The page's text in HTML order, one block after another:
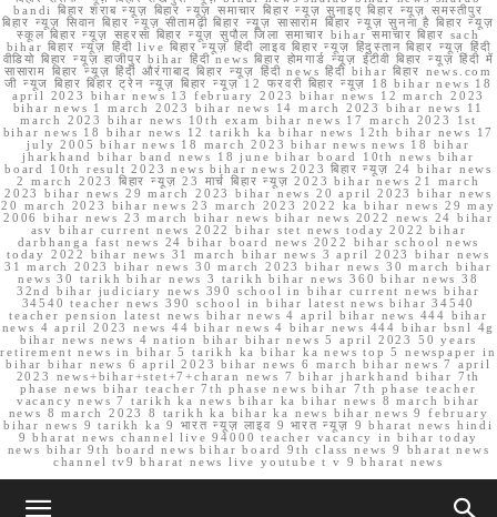
bandi बिहार शराब न्यूज़ बिहार न्यूज़ समाचार बिहार न्यूज़ सुनाइए बिहार न्यूज़ समस्तीपुर
बिहार न्यूज़ सिवान बिहार न्यूज़ सीतामढ़ी बिहार न्यूज़ सासाराम बिहार न्यूज़ सुनना है बिहार न्यूज़
स्कूल बिहार न्यूज़ सहरसा बिहार न्यूज़ सुपौल जिला समाचार bihar समाचार बिहार sach
bihar बिहार न्यूज़ हिंदी live बिहार न्यूज़ हिंदी लाइव बिहार न्यूज़ हिंदुस्तान बिहार न्यूज़ हिंदी
वीडियो बिहार न्यूज़ हाजीपुर bihar हिंदी news बिहार होमगार्ड न्यूज़ ईटीवी बिहार न्यूज़ हिंदी में
सासाराम बिहार न्यूज़ हिंदी औरंगाबाद बिहार न्यूज़ हिंदी news हिंदी bihar बिहार news.com
जी न्यूज बिहार बिहार ट्रेन न्यूज़ बिहार न्यूज़ 12 फरवरी बिहार न्यूज़ 18 bihar news 18
april 2023 bihar news 13 february 2023 bihar news 12 march 2023
bihar news 1 march 2023 bihar news 14 march 2023 bihar news 11
march 2023 bihar news 10th exam bihar news 17 march 2023 1st
bihar news 18 bihar news 12 tarikh ka bihar news 12th bihar news 17
july 2005 bihar news 18 march 2023 bihar news news 18 bihar
jharkhand bihar band news 18 june bihar board 10th news bihar
board 10th result 2023 news bihar news 2023 बिहार न्यूज़ 24 bihar news
2 march 2023 बिहार न्यूज़ 23 मार्च बिहार न्यूज़ 2023 bihar news 21 march
2023 bihar news 29 march 2023 bihar news 20 april 2023 bihar news
20 march 2023 bihar news 23 march 2023 2022 ka bihar news 29 may
2006 bihar news 23 march bihar news bihar news 2022 news 24 bihar
asv bihar current news 2022 bihar stet news today 2022 bihar
darbhanga fast news 24 bihar board news 2022 bihar school news
today 2022 bihar news 31 march bihar news 3 april 2023 bihar news
31 march 2023 bihar news 30 march 2023 bihar news 30 march bihar
news 30 tarikh bihar news 3 tarikh bihar news 360 bihar news 38
32nd bihar judiciary news 390 school in bihar current news bihar
34540 teacher news 390 school in bihar latest news bihar 34540
teacher pension latest news bihar news 4 april bihar news 444 bihar
news 4 april 2023 news 44 bihar news 4 bihar news 444 bihar bsnl 4g
bihar news news 4 nation bihar bihar news 5 april 2023 50 years
retirement news in bihar 5 tarikh ka bihar ka news top 5 newspaper in
bihar bihar news 6 april 2023 bihar news 6 march bihar news 7 april
2023 news+bihar+stet+7+charan news 7 bihar jharkhand bihar 7th
phase news bihar teacher 7th phase news bihar 7th phase teacher
vacancy news 7 tarikh ka news bihar ka bihar news 8 march bihar
news 8 march 2023 8 tarikh ka bihar ka news bihar news 9 february
bihar news 9 tarikh ka 9 भारत न्यूज़ लाइव 9 भारत न्यूज़ 9 bharat news hindi
9 bharat news channel live 94000 teacher vacancy in bihar today
news bihar 9th board news bihar board 9th class news 9 bharat news
channel tv9 bharat news live youtube t v 9 bharat news